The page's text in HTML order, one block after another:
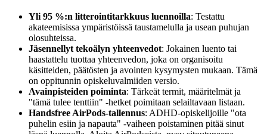
Yli 95 %:n litterointitarkkuus luennoilla: Testattu
akateemisissa ympäristöissä taustamelulla ja usean puhujan
olosuhteissa.
Jäsennellyt tekoälyn yhteenvedot: Jokainen luento tai
haastattelu tuottaa yhteenvedon, joka on organisoitu
käsitteiden, päätösten ja avointen kysymysten mukaan. Tämä
on oppitunnin opiskeluvalmiiden versio.
Avainpisteiden poiminta: Tärkeät termit, määritelmät ja
"tämä tulee tenttiin" -hetket poimitaan selailtavaan listaan.
Handsfree AirPods-tallennus: ADHD-opiskelijoille "ota
puhelin esiin ja napauta" -vaiheen poistaminen pitää sinut